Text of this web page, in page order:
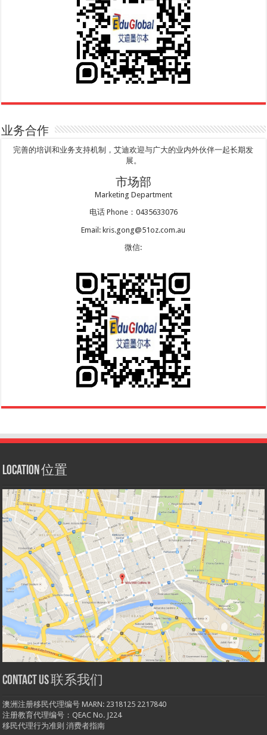
业务合作
完善的培训和业务支持机制，艾迪欢迎与广大的业内外伙伴一起长期发
展。
市场部
Marketing Department
电话 Phone：0435633076
Email: kris.gong@51oz.com.au
微信:
Location 位置
Contact us 联系我们
澳洲注册移民代理编号 MARN: 2318125 2217840
注册教育代理编号：QEAC No. J224
移民代理行为准则 消费者指南